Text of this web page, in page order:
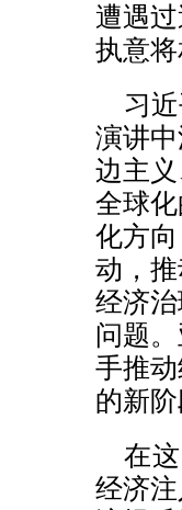
遭遇
执意
习
演讲
边主
全球
化方
动，
经济
问题
手推
的新
在
经济